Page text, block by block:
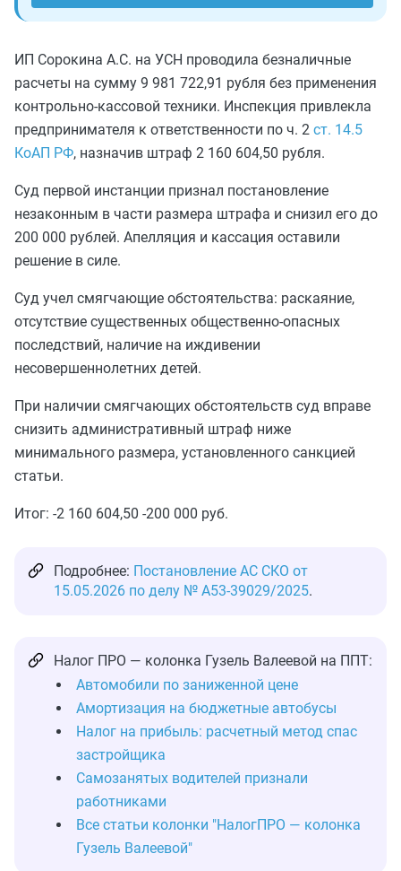
ИП Сорокина А.С. на УСН проводила безналичные
расчеты на сумму 9 981 722,91 рубля без применения
контрольно-кассовой техники. Инспекция привлекла
предпринимателя к ответственности по ч. 2 ст. 14.5
КоАП РФ, назначив штраф 2 160 604,50 рубля.
Суд первой инстанции признал постановление
незаконным в части размера штрафа и снизил его до
200 000 рублей. Апелляция и кассация оставили
решение в силе.
Суд учел смягчающие обстоятельства: раскаяние,
отсутствие существенных общественно-опасных
последствий, наличие на иждивении
несовершеннолетних детей.
При наличии смягчающих обстоятельств суд вправе
снизить административный штраф ниже
минимального размера, установленного санкцией
статьи.
Итог: -2 160 604,50 -200 000 руб.
Подробнее: Постановление АС СКО от
15.05.2026 по делу № А53-39029/2025.
Налог ПРО — колонка Гузель Валеевой на ППТ:
Автомобили по заниженной цене
Амортизация на бюджетные автобусы
Налог на прибыль: расчетный метод спас
застройщика
Самозанятых водителей признали
работниками
Все статьи колонки "НалогПРО — колонка
Гузель Валеевой"